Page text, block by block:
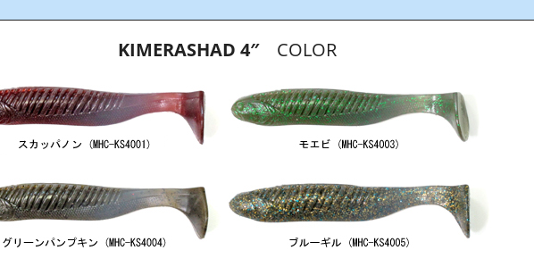
KIMERASHAD 4″COLOR